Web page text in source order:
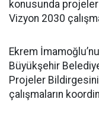
konusunda
Vizyon 2030
Ekrem
Büyükşehir
Projeler
çalışmaların